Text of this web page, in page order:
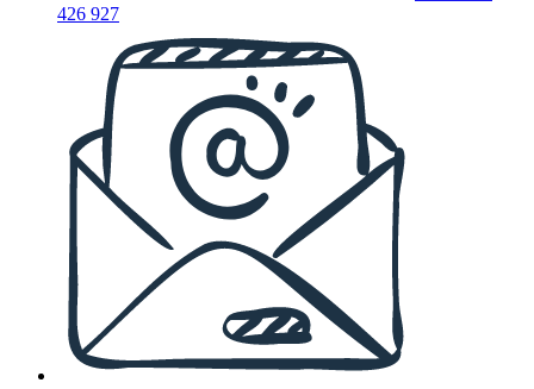
426 927